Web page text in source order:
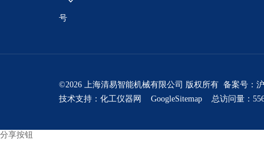
号
©2026 上海清易智能机械有限公司 版权所有 备案号：
技术支持： 化工仪器网 GoogleSitemap 总访问量：
分享按钮